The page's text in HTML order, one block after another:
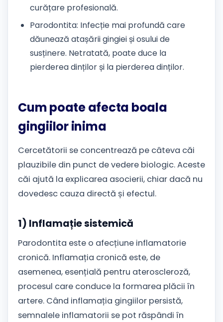
curățare profesională.
Parodontita: Infecție mai profundă care
dăunează atașării gingiei și osului de
susținere. Netratată, poate duce la
pierderea dinților și la pierderea dinților.
Cum poate afecta boala
gingiilor inima
Cercetătorii se concentrează pe câteva căi
plauzibile din punct de vedere biologic. Aceste
căi ajută la explicarea asocierii, chiar dacă nu
dovedesc cauza directă și efectul.
1) Inflamație sistemică
Parodontita este o afecțiune inflamatorie
cronică. Inflamația cronică este, de
asemenea, esențială pentru ateroscleroză,
procesul care conduce la formarea plăcii în
artere. Când inflamația gingiilor persistă,
semnalele inflamatorii se pot răspândi în